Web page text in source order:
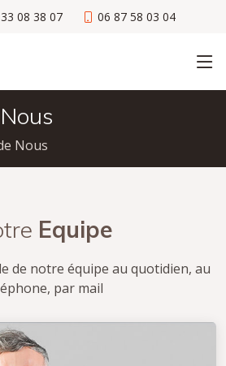
08 38 07 06 87 58 03 04
Nous
Equipe
de notre équipe au quotidien, au
par mail